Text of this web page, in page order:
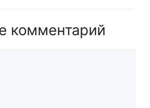
комментарий